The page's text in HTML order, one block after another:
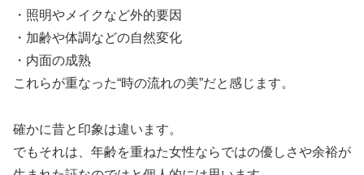
・照明やメイクなど外的要因
・加齢や体調などの自然変化
・内面の成熟
これらが重なった“時の流れの美”だと感じます。
確かに昔と印象は違います。
でもそれは、年齢を重ねた女性ならではの優しさや余裕が